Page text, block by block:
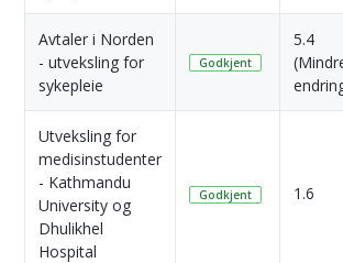
Avtaler i Norden
- utveksling for
sykepleie
Godkjent
5.4
Utveksling for
medisinstudenter
- Kathmandu
University og
Dhulikhel
Hospital
Godkjent 1.6